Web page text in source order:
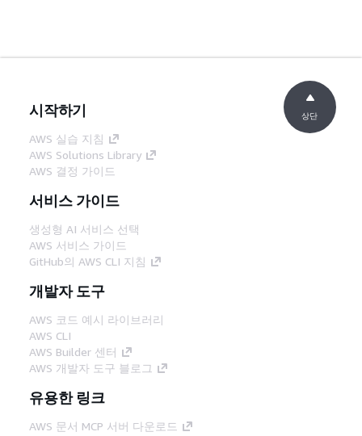
시작하기
AWS 실습 지침
AWS Solutions Library
AWS 결정 가이드
서비스 가이드
생성형 AI 서비스 선택
AWS 서비스 가이드
GitHub의 AWS CLI 지침
개발자 도구
AWS 코드 예시 라이브러리
AWS CLI
AWS Builder 센터
AWS 개발자 도구 블로그
유용한 링크
AWS 문서 MCP 서버 다운로드
상단